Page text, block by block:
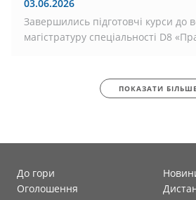
03.06.2026
Завершились підготовчі курси до
магістратуру спеціальності D8
ПОКАЗАТИ БІЛЬШЕ
До гори
Оголошення